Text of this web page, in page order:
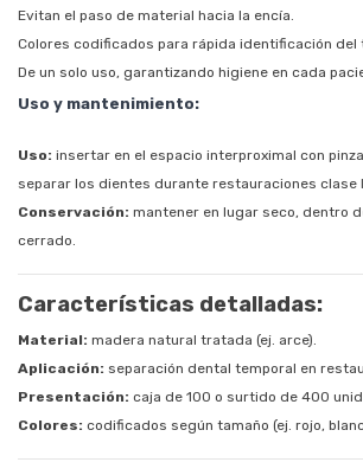
Evitan el paso de material hacia la encía.
Colores codificados para rápida identificación del
De un solo uso, garantizando higiene en cada
Uso y mantenimiento:
Uso: insertar en el espacio interproximal con
separar los dientes durante restauraciones clase
Conservación: mantener en lugar seco, dentro
cerrado.
Características detalladas:
Material: madera natural tratada (ej. arce).
Aplicación: separación dental temporal en
Presentación: caja de 100 o surtido de 400
Colores: codificados según tamaño (ej. rojo,